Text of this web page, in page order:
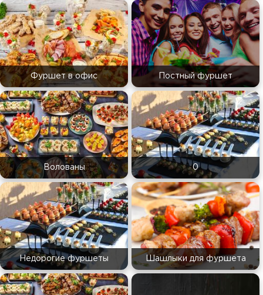
Фуршет в офис Постный фуршет
Волованы 0
Недорогие фуршеты Шашлыки для фуршета